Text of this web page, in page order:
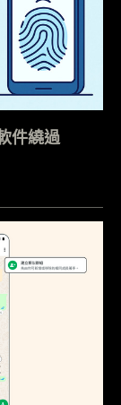
件繞過